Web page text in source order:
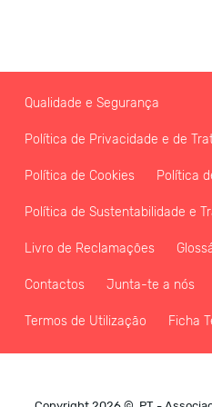
Qualidade e Segurança
Política de Privacidade e de
Política de Cookies Política
Política de Sustentabilidade e
Livro de Reclamações
Contactos Junta-te a nós
Termos de Utilização Ficha